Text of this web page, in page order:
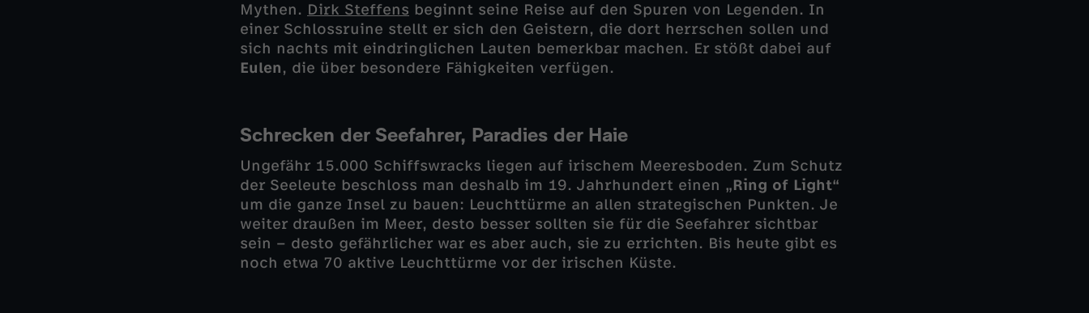
Mythen. Dirk Steffens beginnt seine Reise auf den Spuren von Legenden. In
einer Schlossruine stellt er sich den Geistern, die dort herrschen sollen und
sich nachts mit eindringlichen Lauten bemerkbar machen. Er stößt dabei auf
Eulen, die über besondere Fähigkeiten verfügen.
Schrecken der Seefahrer, Paradies der Haie
Ungefähr 15.000 Schiffswracks liegen auf irischem Meeresboden. Zum Schutz
der Seeleute beschloss man deshalb im 19. Jahrhundert einen „Ring of Light“
um die ganze Insel zu bauen: Leuchttürme an allen strategischen Punkten. Je
weiter draußen im Meer, desto besser sollten sie für die Seefahrer sichtbar
sein – desto gefährlicher war es aber auch, sie zu errichten. Bis heute gibt es
noch etwa 70 aktive Leuchttürme vor der irischen Küste.